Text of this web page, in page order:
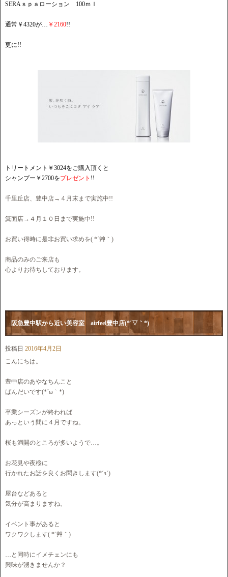
SERAｓｐａローション 100ｍｌ
通常￥4320が… ￥2160!!
更に!!
トリートメント￥3024をご購入頂くと
シャンプー￥2700をプレゼント !!
千里丘店、豊中店→４月末まで実施中!!
箕面店→４月１０日まで実施中!!
お買い得時に是非お買い求めを( *´艸｀)
商品のみのご来店も
心よりお待ちしております。
阪急豊中駅から近い美容室 airfeel豊中店(*´▽｀*)
投稿日 2016年4月2日
こんにちは。
豊中店のあやなちんこと
ばんだいです(*´ω｀*)
卒業シーズンが終われば
あっという間に４月ですね。
桜も満開のところが多いようで…。
お花見や夜桜に
行かれたお話を良くお聞きします(*´з`)
屋台などあると
気分が高まりますね。
イベント事があると
ワクワクします( *´艸｀)
…と同時にイメチェンにも
興味が湧きませんか？